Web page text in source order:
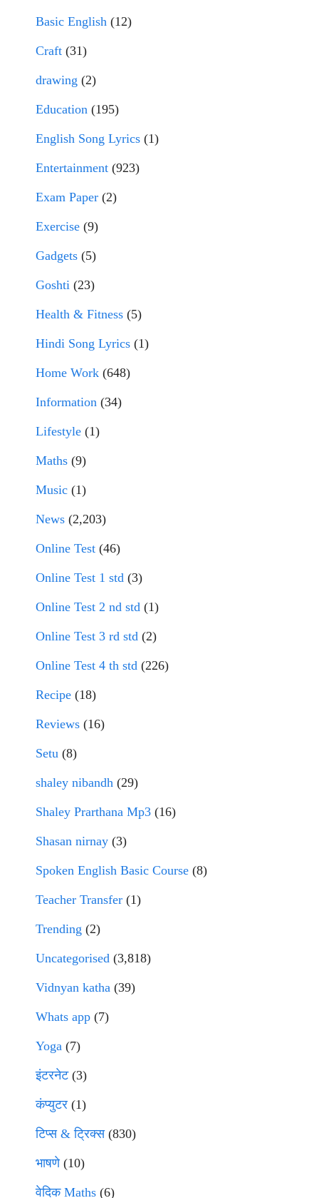
Basic English (12)
Craft (31)
drawing (2)
Education (195)
English Song Lyrics (1)
Entertainment (923)
Exam Paper (2)
Exercise (9)
Gadgets (5)
Goshti (23)
Health & Fitness (5)
Hindi Song Lyrics (1)
Home Work (648)
Information (34)
Lifestyle (1)
Maths (9)
Music (1)
News (2,203)
Online Test (46)
Online Test 1 std (3)
Online Test 2 nd std (1)
Online Test 3 rd std (2)
Online Test 4 th std (226)
Recipe (18)
Reviews (16)
Setu (8)
shaley nibandh (29)
Shaley Prarthana Mp3 (16)
Shasan nirnay (3)
Spoken English Basic Course (8)
Teacher Transfer (1)
Trending (2)
Uncategorised (3,818)
Vidnyan katha (39)
Whats app (7)
Yoga (7)
इंटरनेट(3)
कंप्युटर (1)
टिप्स & ट्रिक्स(830)
भाषणे(10)
वेदिक Maths (6)